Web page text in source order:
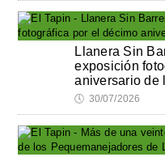
Llanera Sin
exposición
aniversario de
🕔 30/07/2026